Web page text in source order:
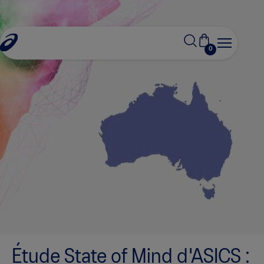
0
Étude State of Mind d'ASICS :